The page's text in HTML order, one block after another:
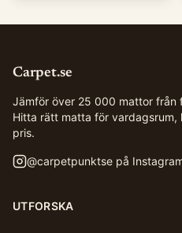
Carpet.se
Jämför över 25 000 mattor från
Hitta rätt matta för vardagsrum,
pris.
@carpetpunktse på
UTFORSKA